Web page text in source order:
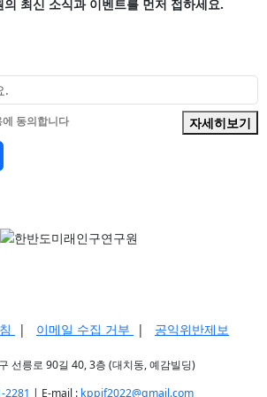
최신 소식과 이벤트를 먼저 접하세요.
동의합니다
자세히보기
| 이메일 수집 거부 | 공익위반제보
선릉로 90길 40, 3층 (대치동, 예감빌딩)
2281 | E-mail : kppif2022@gmail.com